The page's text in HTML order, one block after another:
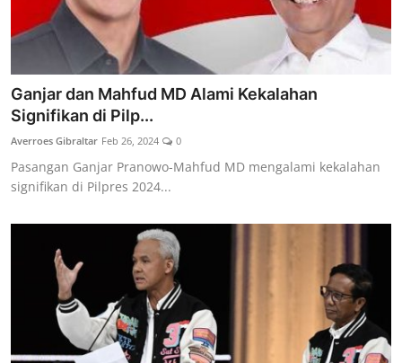
Ganjar dan Mahfud MD Alami Kekalahan
Signifikan di Pilp...
Averroes Gibraltar Feb 26, 2024 0
Pasangan Ganjar Pranowo-Mahfud MD mengalami kekalahan
signifikan di Pilpres 2024...